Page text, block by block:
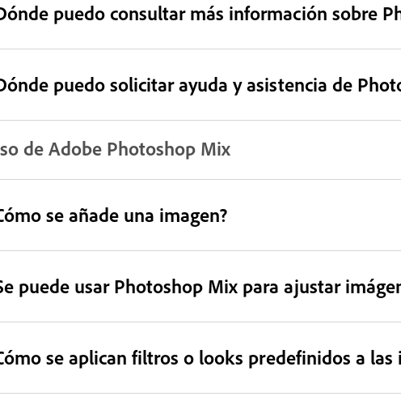
puedo consultar más información sobre
puedo solicitar ayuda y asistencia de
de Adobe Photoshop Mix
se añade una imagen?
puede usar Photoshop Mix para ajustar
se aplican filtros o looks predefinidos a las